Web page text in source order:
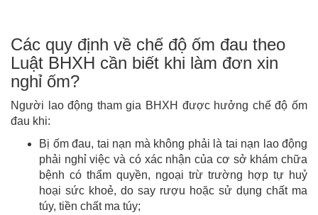
Các quy định về chế độ ốm đau theo
Luật BHXH cần biết khi làm đơn xin
nghỉ ốm?
Người lao động tham gia BHXH được hưởng chế độ ốm
đau khi:
Bị ốm đau, tai nạn mà không phải là tai nạn lao động
phải nghỉ việc và có xác nhận của cơ sở khám chữa
bệnh có thẩm quyền, ngoại trừ trường hợp tự huỷ
hoại sức khoẻ, do say rượu hoặc sử dụng chất ma
túy, tiền chất ma túy;